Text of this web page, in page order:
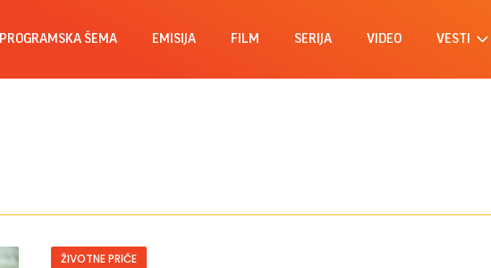
PROGRAMSKA ŠEMA EMISIJA FILM SERIJA VIDEO VESTI
ŽIVOTNE PRIČE